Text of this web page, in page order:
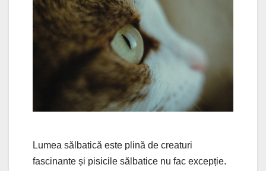
Lumea sălbatică este plină de creaturi
fascinante și pisicile sălbatice nu fac excepție.